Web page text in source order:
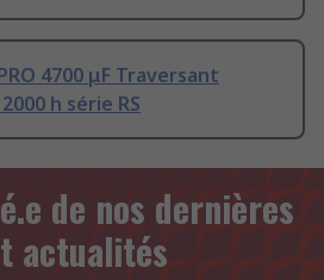
4700 μF Traversant
h série RS
de nos dernières
actualités